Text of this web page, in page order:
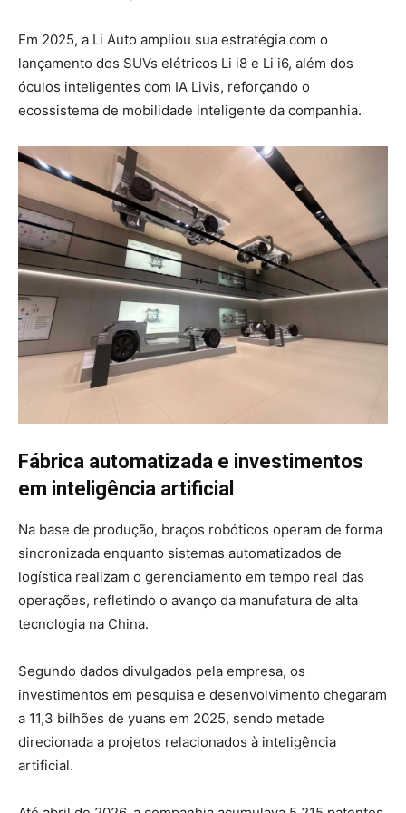
Em 2025, a Li Auto ampliou sua estratégia com o
lançamento dos SUVs elétricos Li i8 e Li i6, além dos
óculos inteligentes com IA Livis, reforçando o
ecossistema de mobilidade inteligente da companhia.
Fábrica automatizada e investimentos
em inteligência artificial
Na base de produção, braços robóticos operam de forma
sincronizada enquanto sistemas automatizados de
logística realizam o gerenciamento em tempo real das
operações, refletindo o avanço da manufatura de alta
tecnologia na China.
Segundo dados divulgados pela empresa, os
investimentos em pesquisa e desenvolvimento chegaram
a 11,3 bilhões de yuans em 2025, sendo metade
direcionada a projetos relacionados à inteligência
artificial.